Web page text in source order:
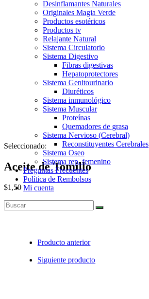
Desinflamantes Naturales
Originales Magia Verde
Productos esotéricos
Productos tv
Relajante Natural
Sistema Circulatorio
Sistema Digestivo
Fibras digestivas
Hepatoprotectores
Sistema Genitourinario
Diuréticos
Sistema inmunológico
Sistema Muscular
Proteínas
Quemadores de grasa
Sistema Nervioso (Cerebral)
Reconstituyentes Cerebrales
Sistema Oseo
Sistema rep. femenino
Preguntas Frecuentes
Política de Rembolsos
Mi cuenta
Seleccionado:
Aceite de Tomillo
$1,50
Agotado
Producto anterior
Siguiente producto